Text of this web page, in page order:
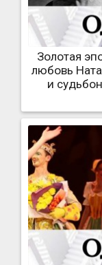
Золотая
любовь
и